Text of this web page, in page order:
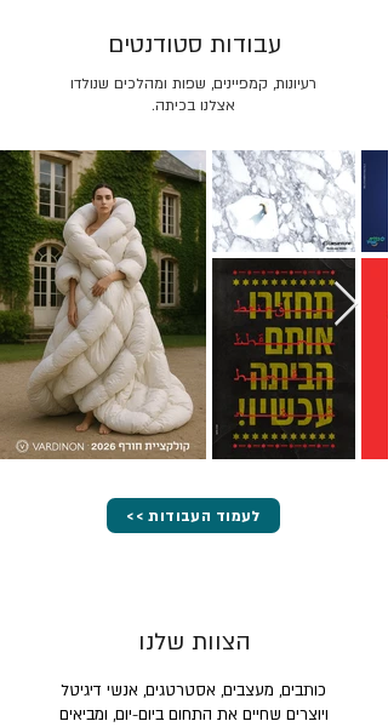
רעיונות, קמפיינים, שפות ומהלכים שנולדו
אצלנו בכיתה.
עבודות סטודנטים
<< לעמוד העבודות
הצוות שלנו
כותבים, מעצבים, אסטרטגים, אנשי דיגיטל
ויוצרים שחיים את התחום ביום-יום, ומביאים